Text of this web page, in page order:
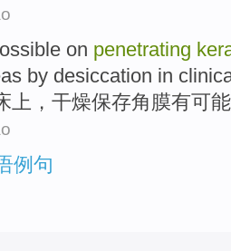
on penetrating
by desiccation in
上， 干燥保存角膜有可能
例句